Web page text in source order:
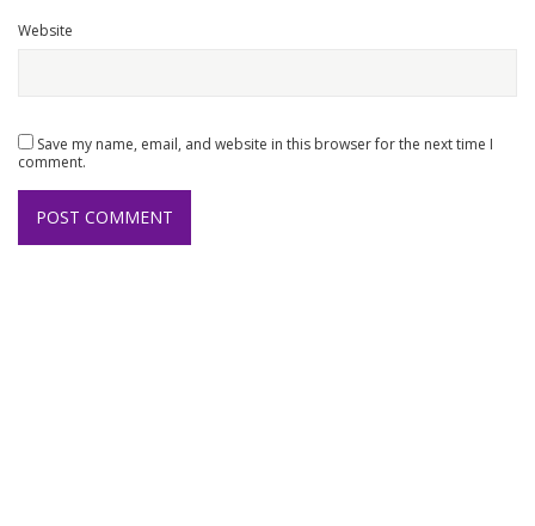
Website
Save my name, email, and website in this browser for the next time I
comment.